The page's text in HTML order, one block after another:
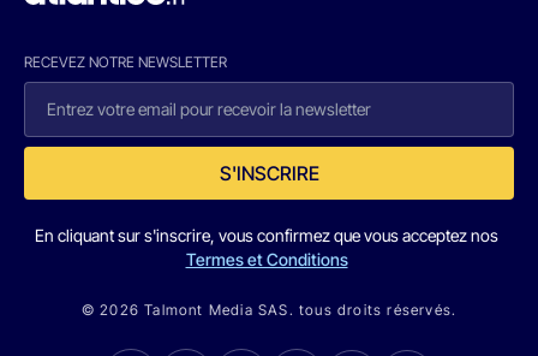
RECEVEZ NOTRE NEWSLETTER
S'INSCRIRE
En cliquant sur s'inscrire, vous confirmez que vous acceptez nos
Termes et Conditions
© 2026 Talmont Media SAS. tous droits réservés.